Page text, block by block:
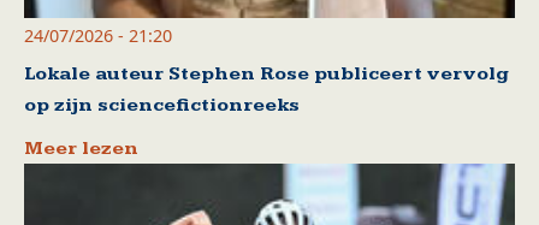
24/07/2026 - 21:20
Lokale auteur Stephen Rose publiceert vervolg
op zijn sciencefictionreeks
Meer lezen